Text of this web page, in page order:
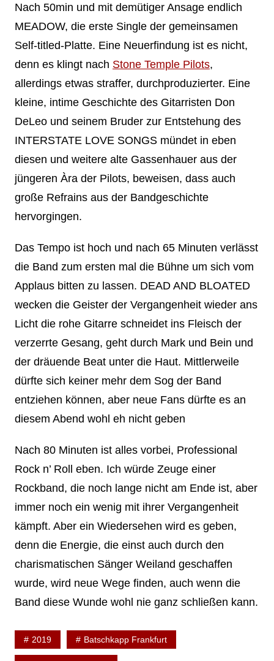
Nach 50min und mit demütiger Ansage endlich
MEADOW, die erste Single der gemeinsamen
Self-titled-Platte. Eine Neuerfindung ist es nicht,
denn es klingt nach Stone Temple Pilots,
allerdings etwas straffer, durchproduzierter. Eine
kleine, intime Geschichte des Gitarristen Don
DeLeo und seinem Bruder zur Entstehung des
INTERSTATE LOVE SONGS mündet in eben
diesen und weitere alte Gassenhauer aus der
jüngeren Àra der Pilots, beweisen, dass auch
große Refrains aus der Bandgeschichte
hervorgingen.
Das Tempo ist hoch und nach 65 Minuten verlässt
die Band zum ersten mal die Bühne um sich vom
Applaus bitten zu lassen. DEAD AND BLOATED
wecken die Geister der Vergangenheit wieder ans
Licht die rohe Gitarre schneidet ins Fleisch der
verzerrte Gesang, geht durch Mark und Bein und
der dräuende Beat unter die Haut. Mittlerweile
dürfte sich keiner mehr dem Sog der Band
entziehen können, aber neue Fans dürfte es an
diesem Abend wohl eh nicht geben
Nach 80 Minuten ist alles vorbei, Professional
Rock n’ Roll eben. Ich würde Zeuge einer
Rockband, die noch lange nicht am Ende ist, aber
immer noch ein wenig mit ihrer Vergangenheit
kämpft. Aber ein Wiedersehen wird es geben,
denn die Energie, die einst auch durch den
charismatischen Sänger Weiland geschaffen
wurde, wird neue Wege finden, auch wenn die
Band diese Wunde wohl nie ganz schließen kann.
2019 Batschkapp Frankfurt